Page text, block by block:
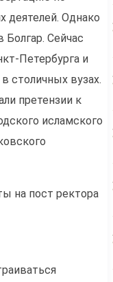
деятелей. Однако
Болгар. Сейчас
Петербурга и
столичных вузах.
претензии к
исламского
на пост ректора